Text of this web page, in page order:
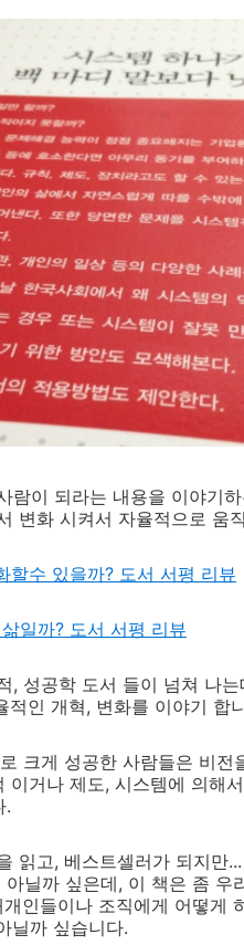
람이 되라는 내용을 이야기
변화 시켜서 자율적으로 움
수 있을까? 도서 서평 리뷰
일까? 도서 서평 리뷰
, 성공학 도서 들이 넘쳐 나
인 개혁, 변화를 이야기 합
크게 성공한 사람들은 비전
이거나 제도, 시스템에 의해
.
읽고, 베스트셀러가 되지만
닐까 싶은데, 이 책은 좀 우
인들이나 조직에게 어떻게
닐까 싶습니다.